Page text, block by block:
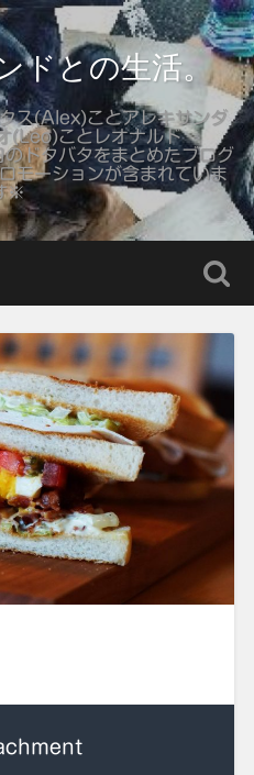
ドとの生活。
ス(Alex)ことアレキサンダ
ことレオナルド
ドタバタをまとめたブログ
モーションが含まれていま
※